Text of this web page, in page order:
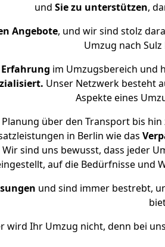
und Sie zu unterstützen,
Angebote, und wir sind stolz
Umzug nach
im Umzugsbereich und
Unser Netzwerk besteht
Aspekte eines
über den Transport bis
in Berlin wie das
sind uns bewusst, dass jeder
auf die Bedürfnisse und
und sind immer bestrebt,
wird Ihr Umzug nicht, denn bei